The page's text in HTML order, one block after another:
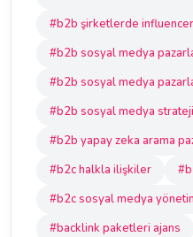
#b2b şirketlerde
#b2b sosyal medya
#b2b sosyal medya
#b2b sosyal medya
#b2b yapay zeka arama
#b2c halkla ilişkiler
#b2c sosyal medya
#backlink paketleri ajans